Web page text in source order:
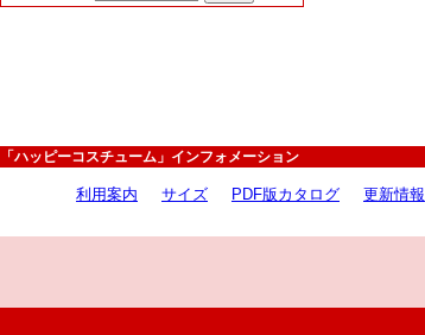
「ハッピーコスチューム」インフォメーション
利用案内 サイズ PDF版カタログ 更新情報